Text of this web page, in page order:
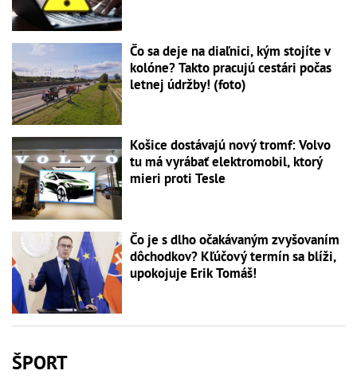
Čo sa deje na diaľnici, kým stojíte v
kolóne? Takto pracujú cestári počas
letnej údržby! (foto)
Košice dostávajú nový tromf: Volvo
tu má vyrábať elektromobil, ktorý
mieri proti Tesle
Čo je s dlho očakávaným zvyšovaním
dôchodkov? Kľúčový termín sa blíži,
upokojuje Erik Tomáš!
ŠPORT